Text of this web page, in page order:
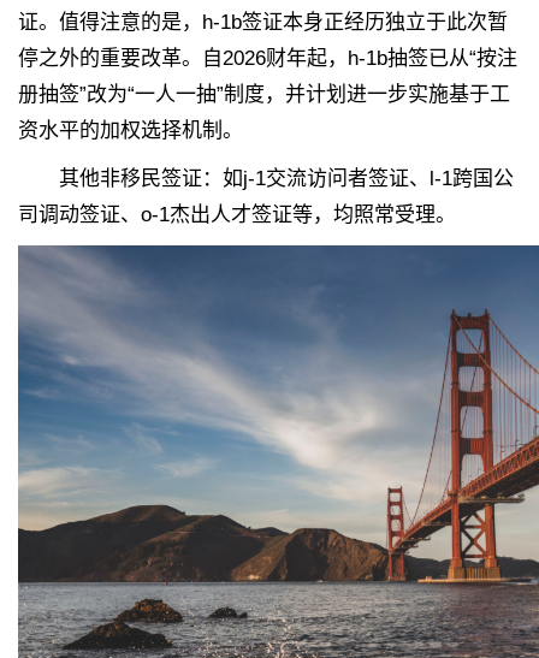
证。值得注意的是，h-1b签证本身正经历独立于此次暂
停之外的重要改革。自2026财年起，h-1b抽签已从“按注
册抽签”改为“一人一抽”制度，并计划进一步实施基于工
资水平的加权选择机制。
其他非移民签证：如j-1交流访问者签证、l-1跨国公
司调动签证、o-1杰出人才签证等，均照常受理。